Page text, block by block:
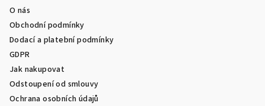
O nás
Obchodní podmínky
Dodací a platební podmínky
GDPR
Jak nakupovat
Odstoupení od smlouvy
Ochrana osobních údajů